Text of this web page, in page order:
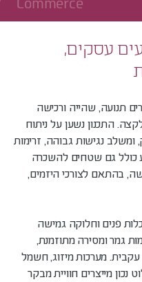
Commerce
עסקים,
תנועה, שהייה ורכישה
התכנון נשען על ניתוח
ומשלב נגישות גבוהה, זרימות
כולל גם שטחים להשכרה
בהתאם לצורכי היזמים,
פנים וחלוקה גמישה
גמר ומסירה מתוזמנת,
מערכות מיזוג, חשמל
נכון מייצרים חוויית מבקר